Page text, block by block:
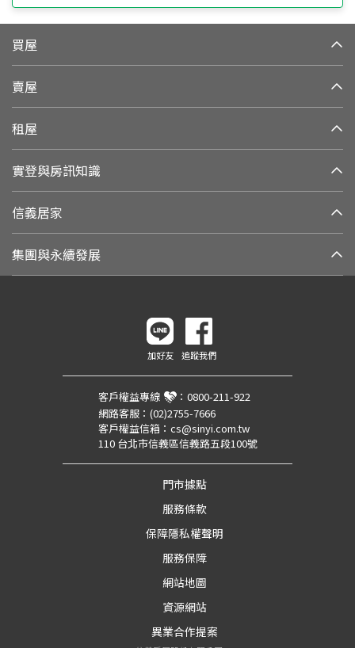
買屋
賣屋
租屋
實登與房訊知識
信義居家
集團與永續發展
加好友 追蹤我們
客戶權益專線 ： 0800-211-922
網路客服： (02)2755-7666
客戶權益信箱： cs@sinyi.com.tw
110 台北市信義區信義路五段100號
門市據點
服務條款
保障隱私權聲明
服務保障
網站地圖
資源網站
異業合作提案